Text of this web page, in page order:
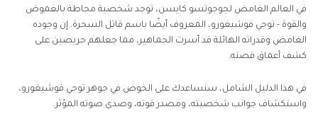
في العالم الغامض لجوجوتسو كايسن، توجد شخصية محاطة بالغموض
والقوة - توجي فوشيغورو، المعروف أيضًا باسم قاتل السحرة. إن وجوده
الغامض وقدراته الهائلة قد أسرت الجماهير، مما جعلهم حريصين على
كشف أعماق قصته.
في هذا الدليل الشامل، سنساعدك على الخوض في جوهر توجي فوشيغورو،
واستكشاف جوانب شخصيته، ومصدر قوته، وصدى صوته المؤثر.